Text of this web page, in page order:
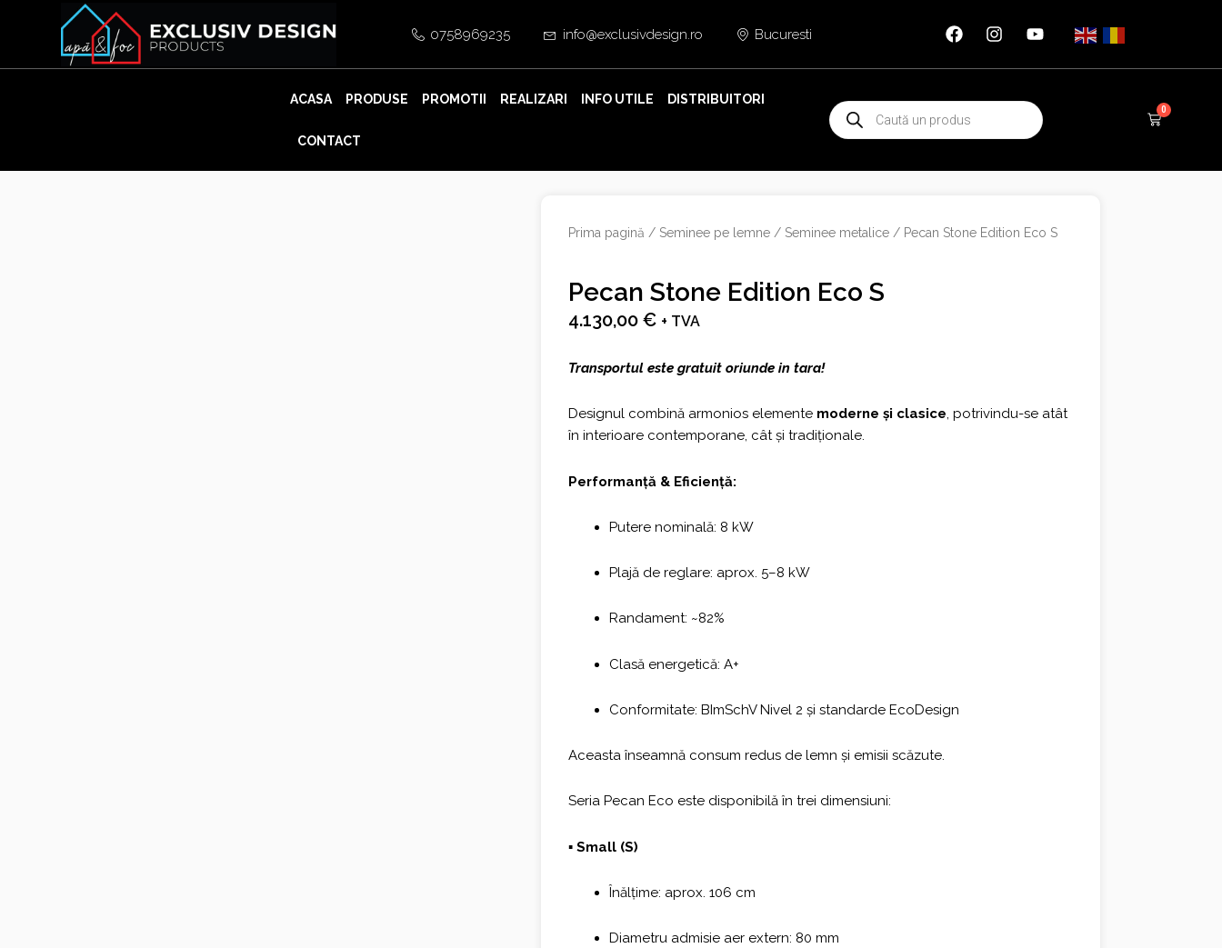
content
0758969235 info@exclusivdesign.ro Bucuresti
ACASA PRODUSE PROMOTII REALIZARI INFO UTILE DISTRIBUITORI
CONTACT
Products
search
0
Cart
Prima pagină / Seminee pe lemne / Seminee metalice / Pecan Stone Edition Eco S
Pecan Stone Edition Eco S
4.130,00€ + TVA
Transportul este gratuit oriunde in tara!
Designul combină armonios elemente moderne și clasice, potrivindu-se atât
în interioare contemporane, cât și tradiționale.
Performanță & Eficiență:
Putere nominală: 8 kW
Plajă de reglare: aprox. 5–8 kW
Randament: ~82%
Clasă energetică: A+
Conformitate: BImSchV Nivel 2 și standarde EcoDesign
Aceasta înseamnă consum redus de lemn și emisii scăzute.
Seria Pecan Eco este disponibilă în trei dimensiuni:
▪ Small (S)
Înălțime: aprox. 106 cm
Diametru admisie aer extern: 80 mm